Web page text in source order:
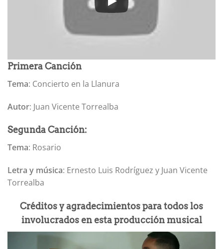
Primera Canción
Tema: Concierto en la Llanura
Autor: Juan Vicente Torrealba
Segunda Canción:
Tema: Rosario
Letra y música: Ernesto Luis Rodríguez y Juan Vicente
Torrealba
Créditos y agradecimientos para todos los
involucrados en esta producción musical